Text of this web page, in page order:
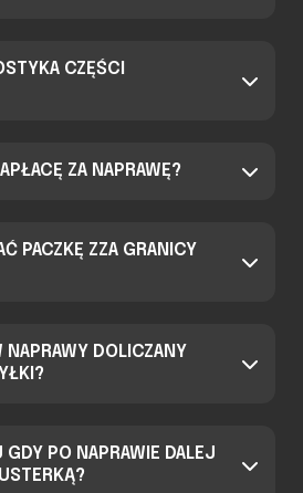
CZĘŚCI
ZA NAPRAWĘ?
PACZKĘ ZZA GRANICY
DOLICZANY
PO NAPRAWIE DALEJ